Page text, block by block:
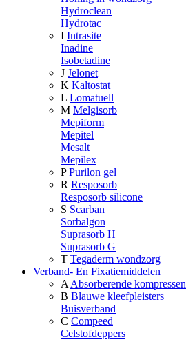
Hydroclean
Hydrotac
I Intrasite
Inadine
Isobetadine
J Jelonet
K Kaltostat
L Lomatuell
M Melgisorb
Mepiform
Mepitel
Mesalt
Mepilex
P Purilon gel
R Resposorb
Resposorb silicone
S Scarban
Sorbalgon
Suprasorb H
Suprasorb G
T Tegaderm wondzorg
Verband- En Fixatiemiddelen
A Absorberende kompressen
B Blauwe kleefpleisters
Buisverband
C Compeed
Celstofdeppers